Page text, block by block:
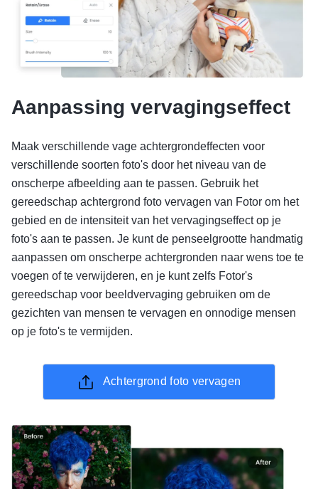
Aanpassing vervagingseffect
Maak verschillende vage achtergrondeffecten voor
verschillende soorten foto's door het niveau van de
onscherpe afbeelding aan te passen. Gebruik het
gereedschap achtergrond foto vervagen van Fotor om het
gebied en de intensiteit van het vervagingseffect op je
foto's aan te passen. Je kunt de penseelgrootte handmatig
aanpassen om onscherpe achtergronden naar wens toe te
voegen of te verwijderen, en je kunt zelfs Fotor's
gereedschap voor beeldvervaging gebruiken om de
gezichten van mensen te vervagen en onnodige mensen
op je foto's te vermijden.
Achtergrond foto vervagen